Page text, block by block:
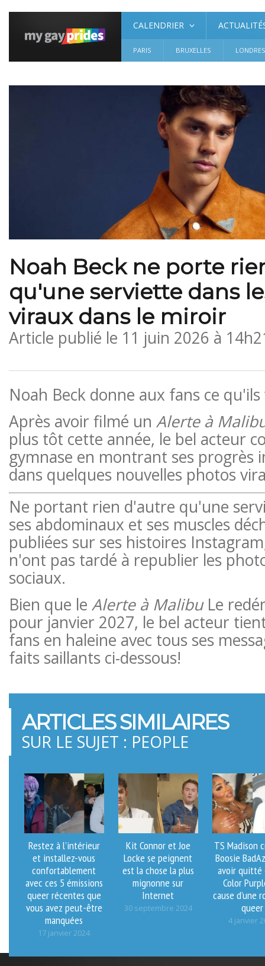
CALENDRIER
PARIS BRUXELLES LONDRES
Noah Beck ne porte
qu'une serviette dans
viraux dans le miroir
Article publié le 11 juin 2026 à
Noah Beck donne aux fans ce
Après avoir filmé un Alerte à
plus tôt cette année, le bel acteur
gymnase en montrant ses progrès
dans quelques nouvelles photos
Ne portant rien d'autre qu'une
ses abdominaux et ses muscles
publiées sur ses histoires
n'ont pas tardé à republier les
sociaux.
Bien que le Alerte à MalibuLe
pour janvier 2027, le bel acteur
fans en haleine avec tous ses
faits saillants ci-dessous!
ARTICLES SIMILAIRES
SUR LE SUJET : PEOPLE
Restez à l’intérieur
et installez-vous
confortablement
avec ces 5 émissions
queer récentes que
vous avez peut-être
manquées
17 janvier 2024
Kit Connor et Joe
Locke se peignent
est la chose la plus
mignonne sur
Internet
30 septembre 2024
TS Madison
Boosie
avoir quitté
Color
cause d’une
queer
4 janvier